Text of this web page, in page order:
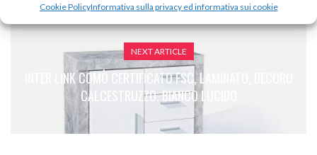
Cookie PolicyInformativa sulla privacy ed informativa sui cookie
NEXT ARTICLE
INTER LINK COMÒ CERTIFICATO FSC, LAMINATO, DECORO
CALCESTRUZZO, BIANCO LUCIDO